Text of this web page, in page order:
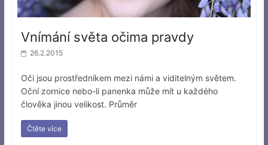
Vnímání světa očima pravdy
26.2.2015
Oči jsou prostředníkem mezi námi a viditelným světem.
Oční zornice nebo-li panenka může mít u každého
člověka jinou velikost. Průměr
Čtěte více